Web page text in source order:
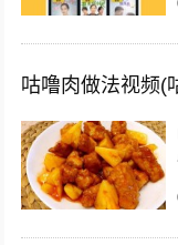
咕噜肉做法视频(